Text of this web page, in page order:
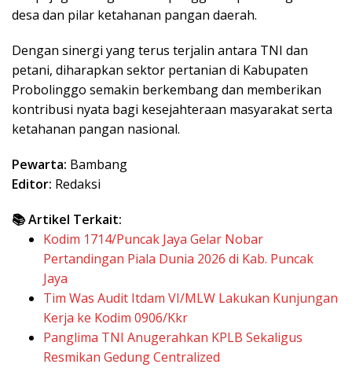
desa dan pilar ketahanan pangan daerah.
Dengan sinergi yang terus terjalin antara TNI dan
petani, diharapkan sektor pertanian di Kabupaten
Probolinggo semakin berkembang dan memberikan
kontribusi nyata bagi kesejahteraan masyarakat serta
ketahanan pangan nasional.
Pewarta: Bambang
Editor: Redaksi
📚 Artikel Terkait:
Kodim 1714/Puncak Jaya Gelar Nobar
Pertandingan Piala Dunia 2026 di Kab. Puncak
Jaya
Tim Was Audit Itdam VI/MLW Lakukan Kunjungan
Kerja ke Kodim 0906/Kkr
Panglima TNI Anugerahkan KPLB Sekaligus
Resmikan Gedung Centralized